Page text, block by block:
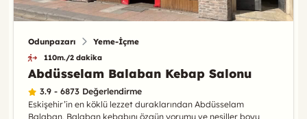
Odunpazarı Yeme-İçme
110m./2 dakika
Abdüsselam Balaban Kebap Salonu
3.9 - 6873 Değerlendirme
Eskişehir’in en köklü lezzet duraklarından Abdüsselam
Balaban, Balaban kebabını özgün yorumu ve nesiller boyu